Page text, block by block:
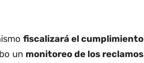
fiscalizará el cumplimiento
un monitoreo de los reclamos